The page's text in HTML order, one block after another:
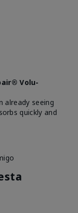
Volu-
already seeing
quickly and